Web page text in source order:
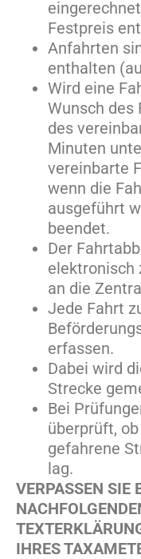
Festpreis
Anfahrten
enthalten
Wird eine
Wunsch des
des
Minuten
vereinbarte
wenn die
ausgeführt
beendet.
Der
elektronisch
an die
Jede Fahrt
erfassen.
Dabei wird
Strecke
Bei
überprüft,
gefahrene
lag.
VERPASSEN SIE
IHRES